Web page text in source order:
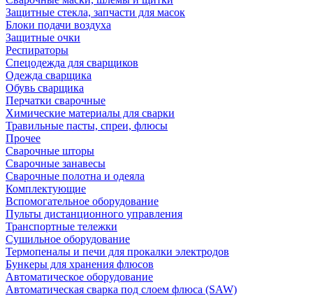
Защитные стекла, запчасти для масок
Блоки подачи воздуха
Защитные очки
Респираторы
Спецодежда для сварщиков
Одежда сварщика
Обувь сварщика
Перчатки сварочные
Химические материалы для сварки
Травильные пасты, спреи, флюсы
Прочее
Сварочные шторы
Сварочные занавесы
Сварочные полотна и одеяла
Комплектующие
Вспомогательное оборудование
Пульты дистанционного управления
Транспортные тележки
Сушильное оборудование
Термопеналы и печи для прокалки электродов
Бункеры для хранения флюсов
Автоматическое оборудование
Автоматическая сварка под слоем флюса (SAW)